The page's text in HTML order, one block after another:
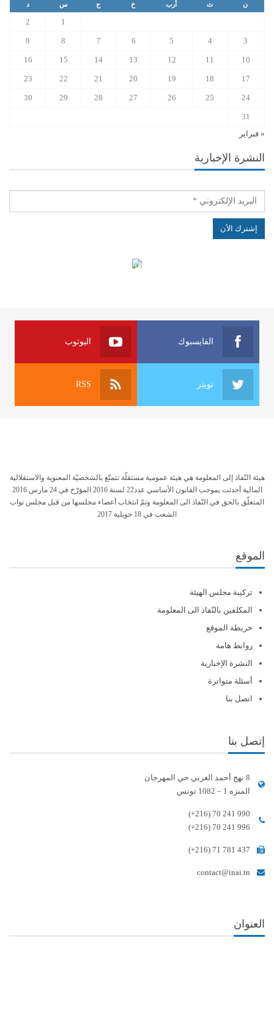
ن ث أرب خ ج س د
1
2
3
4
5
6
7
8
9
10
11
12
13
14
15
16
17
18
19
20
21
22
23
24
25
26
27
28
29
30
31
« فبراير
النشرة الإخبارية
الهياكل الخاضعة لقانون النفاذ إلى المعلومة
الفايسبوك اليوتوب
تويتر RSS
هيئة النّفاذ إلى المعلومة هي هيئة عمومية مستقلّة تتمتّع بالشخصيّة المعنوية والاستقلالية
المالية أحدثت بموجب القانون الأساسي عدد22 لسنة 2016 المؤرّخ في 24 مارس 2016
المتعلّق بالحق في النّفاذ الى المعلومة وتمّ انتخاب أعضاء مجلسها من قبل مجلس نواب
الشعب في 18 جويلية 2017
الموقع
تركيبة مجلس الهيئة
المكلفين بالنّفاذ الى المعلومة
خريطة الموقع
روابط هامة
النشرة الإخبارية
أسئلة متواترة
اتصل بنا
إتصل بنا
8 نهج أحمد الغربي حي المهرجان
المنزه 1 – 1082 تونس
(+216) 70 241 990
(+216) 70 241 996
(+216) 71 781 437
contact@inai.tn
العنوان